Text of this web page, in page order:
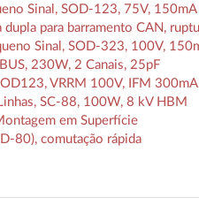
Sinal, SOD-123, 75V, 150mA
para barramento CAN,
Sinal, SOD-323, 100V,
230W, 2 Canais, 25pF
VRRM 100V, IFM 300mA
SC-88, 100W, 8 kV HBM
em Superfície
80), comutação rápida